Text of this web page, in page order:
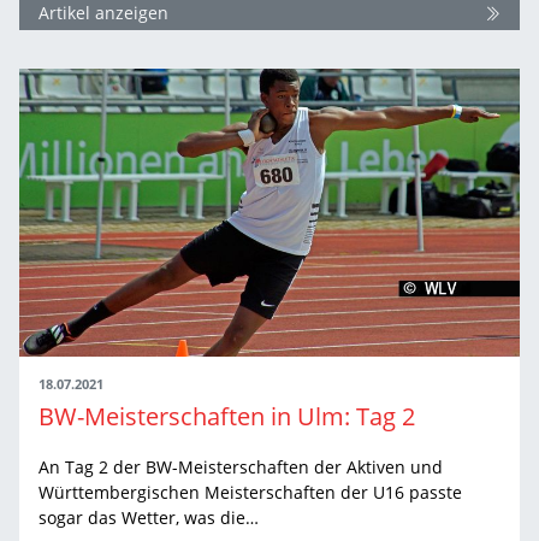
Artikel anzeigen
18.07.2021
BW-Meisterschaften in Ulm: Tag 2
An Tag 2 der BW-Meisterschaften der Aktiven und
Württembergischen Meisterschaften der U16 passte
sogar das Wetter, was die…